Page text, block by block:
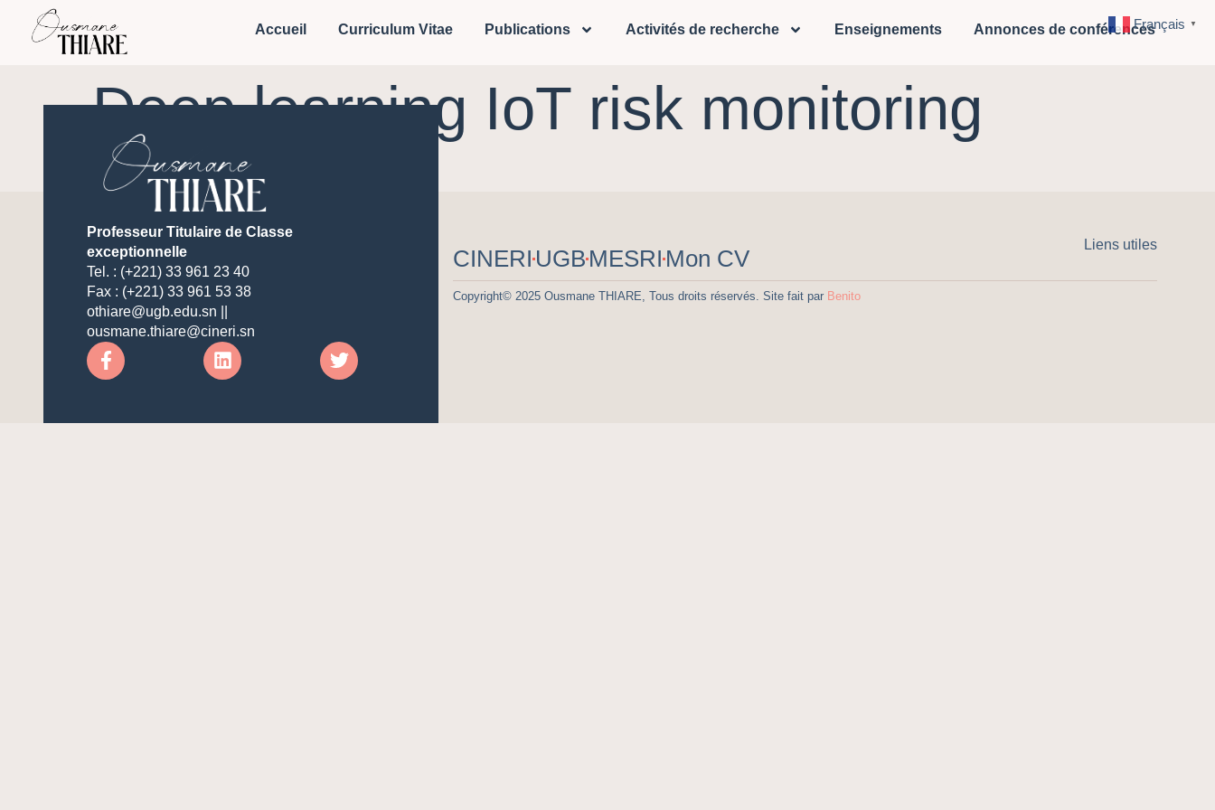
Accueil Curriculum Vitae Publications Activités de recherche Enseignements Annonces de conférences
Deep learning IoT risk monitoring
Professeur Titulaire de Classe
exceptionnelle
Tel. : (+221) 33 961 23 40
Fax : (+221) 33 961 53 38
othiare@ugb.edu.sn ||
ousmane.thiare@cineri.sn
Liens utiles
CINERIUGBMESRIMon CV
Copyright© 2025 Ousmane THIARE, Tous droits réservés. Site fait par Benito
Français ▼